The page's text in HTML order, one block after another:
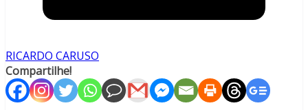
RICARDO CARUSO
Compartilhe!